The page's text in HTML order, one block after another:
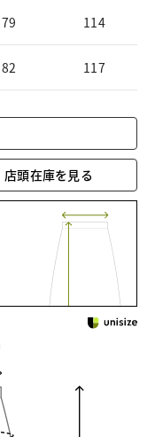
79 114
82 117
店頭在庫を見る